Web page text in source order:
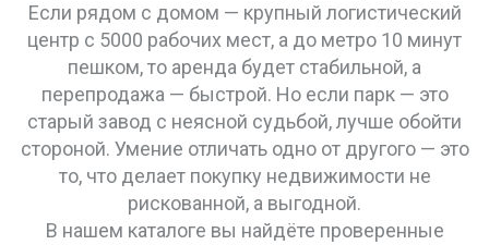
Если рядом с домом — крупный логистический
центр с 5000 рабочих мест, а до метро 10 минут
пешком, то аренда будет стабильной, а
перепродажа — быстрой. Но если парк — это
старый завод с неясной судьбой, лучше обойти
стороной. Умение отличать одно от другого — это
то, что делает покупку недвижимости не
рискованной, а выгодной.
В нашем каталоге вы найдёте проверенные